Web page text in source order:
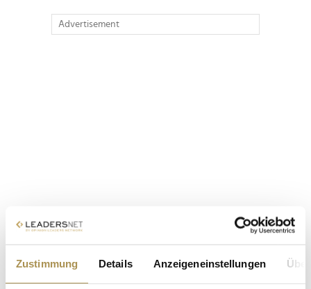
Zustimmung Details Anzeigeneinstellungen
Advertisement